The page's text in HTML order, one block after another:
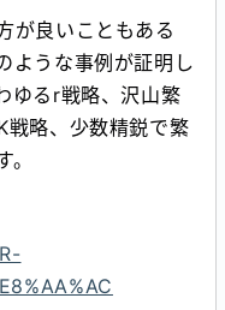
が良いこともある
ような事例が証明し
ゆるr戦略、沢山繁
戦略、少数精鋭で繁